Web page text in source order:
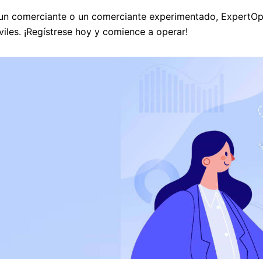
comerciante o un comerciante experimentado,
¡Regístrese hoy y comience a operar!